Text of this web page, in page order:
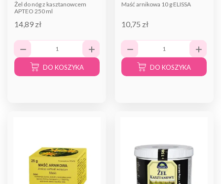
Żel do nóg z kasztanowcem
APTEO 250 ml
14,89 zł
DO KOSZYKA
Maść arnikowa 10 g ELISSA
10,75 zł
DO KOSZYKA